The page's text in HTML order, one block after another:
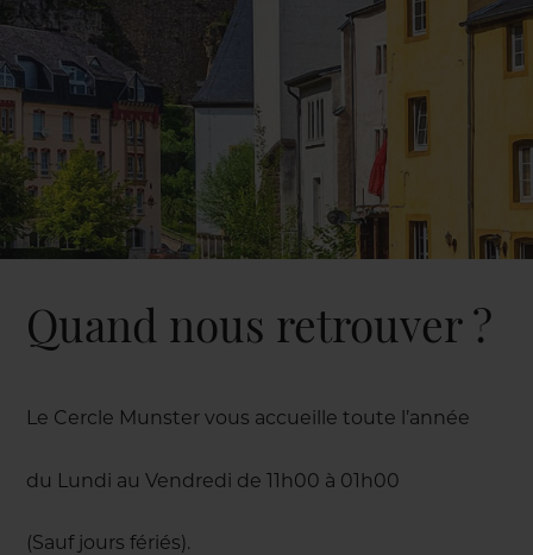
Quand nous retrouver ?
Le Cercle Munster vous accueille toute l’année
du Lundi au Vendredi de 11h00 à 01h00
(Sauf jours fériés).